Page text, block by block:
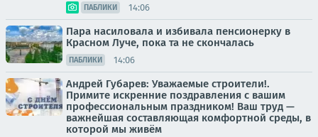
ПАБЛИКИ 14:06
Пара насиловала и избивала пенсионерку в
Красном Луче, пока та не скончалась
ПАБЛИКИ 14:06
Андрей Губарев: Уважаемые строители!.
Примите искренние поздравления с вашим
профессиональным праздником! Ваш труд —
важнейшая составляющая комфортной среды, в
которой мы живём